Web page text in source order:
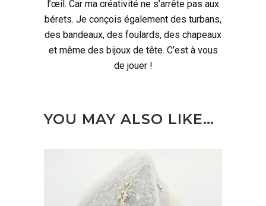
l’œil. Car ma créativité ne s’arrête pas aux
bérets. Je conçois également des turbans,
des bandeaux, des foulards, des chapeaux
et même des bijoux de tête. C’est à vous
de jouer !
YOU MAY ALSO LIKE…